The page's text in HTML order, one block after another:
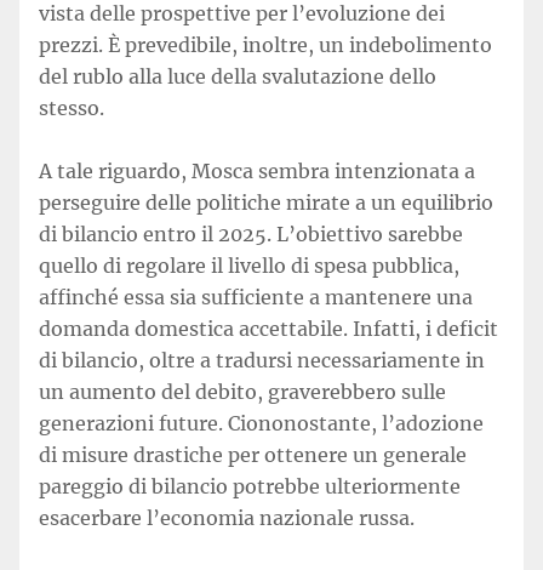
vista delle prospettive per l’evoluzione dei
prezzi. È prevedibile, inoltre, un indebolimento
del rublo alla luce della svalutazione dello
stesso.
A tale riguardo, Mosca sembra intenzionata a
perseguire delle politiche mirate a un equilibrio
di bilancio entro il 2025. L’obiettivo sarebbe
quello di regolare il livello di spesa pubblica,
affinché essa sia sufficiente a mantenere una
domanda domestica accettabile. Infatti, i deficit
di bilancio, oltre a tradursi necessariamente in
un aumento del debito, graverebbero sulle
generazioni future. Ciononostante, l’adozione
di misure drastiche per ottenere un generale
pareggio di bilancio potrebbe ulteriormente
esacerbare l’economia nazionale russa.